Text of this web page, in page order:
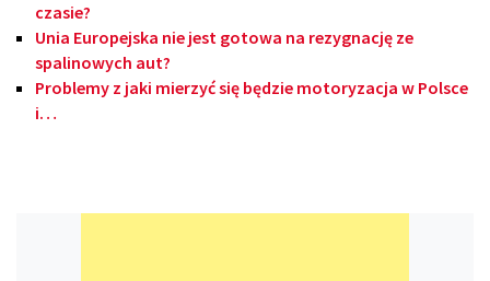
czasie?
Unia Europejska nie jest gotowa na rezygnację ze
spalinowych aut?
Problemy z jaki mierzyć się będzie motoryzacja w Polsce
i…